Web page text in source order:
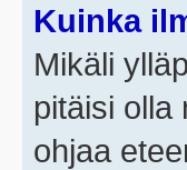
Kuinka
Mikäli
pitäisi olla
ohjaa